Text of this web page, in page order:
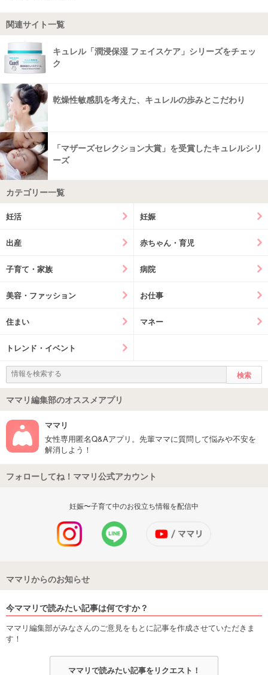
関連サイト一覧
キュレル「潤浸保湿 フェイスケア」シリーズをチェッ
ク
乾燥性敏感肌を考えた、キュレルの歩みとこだわり
「マザーズセレクション大賞」を受賞したキュレルシリ
ーズ
カテゴリー一覧
妊活 妊娠
出産 赤ちゃん・育児
子育て・家族 病院
美容・ファッション お仕事
住まい マネー
トレンド・イベント
ママリ編集部のオススメアプリ
ママリ
女性専用匿名Q&Aアプリ。先輩ママに質問して悩みや不安を
解消しよう！
フォローしてね！ママリ公式アカウント
妊娠〜子育て中のお役立ち情報を配信中
ママリからのお知らせ
今ママリで読みたい記事は何ですか？
ママリ編集部がみなさんのご意見をもとに記事を作成させていただきま
す！
ママリで読みたい記事をリクエスト！